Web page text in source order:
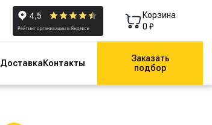
Корзина
0 ₽
ДоставкаКонтакты
Заказать
подбор